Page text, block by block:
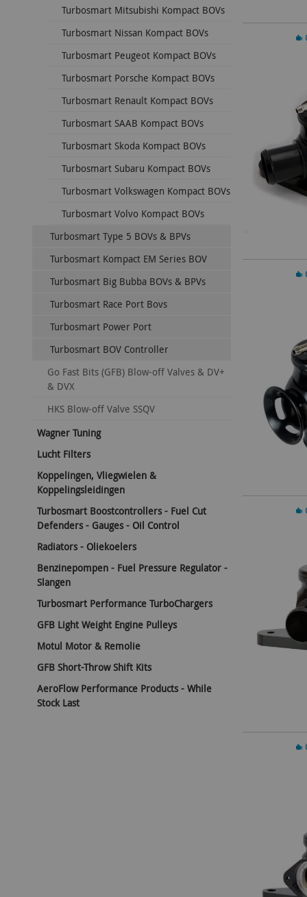
Turbosmart Mitsubishi Kompact BOVs
Turbosmart Nissan Kompact BOVs
Turbosmart Peugeot Kompact BOVs
Turbosmart Porsche Kompact BOVs
Turbosmart Renault Kompact BOVs
Turbosmart SAAB Kompact BOVs
Turbosmart Skoda Kompact BOVs
Turbosmart Subaru Kompact BOVs
Turbosmart Volkswagen Kompact BOVs
Turbosmart Volvo Kompact BOVs
Turbosmart Type 5 BOVs & BPVs
Turbosmart Kompact EM Series BOV
Turbosmart Big Bubba BOVs & BPVs
Turbosmart Race Port Bovs
Turbosmart Power Port
Turbosmart BOV Controller
Go Fast Bits (GFB) Blow-off Valves & DV+
& DVX
HKS Blow-off Valve SSQV
Wagner Tuning
Lucht Filters
Koppelingen, Vliegwielen &
Koppelingsleidingen
Turbosmart Boostcontrollers - Fuel Cut
Defenders - Gauges - Oil Control
Radiators - Oliekoelers
Benzinepompen - Fuel Pressure Regulator -
Slangen
Turbosmart Performance TurboChargers
GFB Light Weight Engine Pulleys
Motul Motor & Remolie
GFB Short-Throw Shift Kits
AeroFlow Performance Products - While
Stock Last